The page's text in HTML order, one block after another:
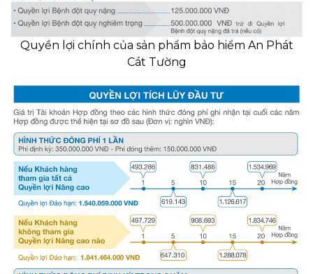
Quyền lợi chính của sản phẩm bảo hiểm An Phát
Cát Tường